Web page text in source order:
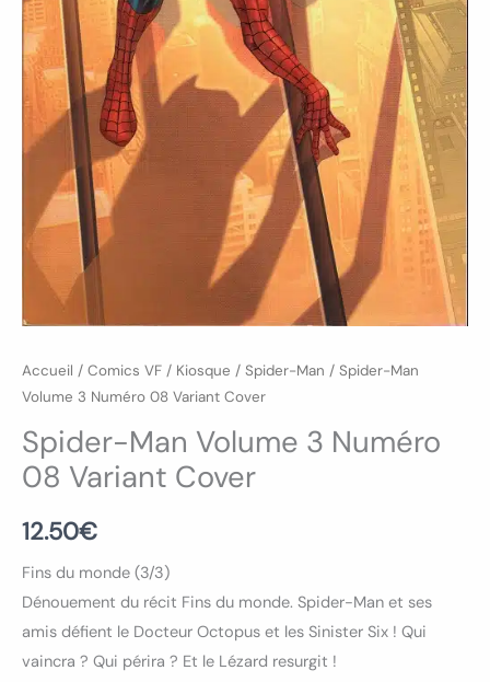
Accueil / Comics VF / Kiosque / Spider-Man / Spider-Man
Volume 3 Numéro 08 Variant Cover
Spider-Man Volume 3 Numéro
08 Variant Cover
12.50€
Fins du monde (3/3)
Dénouement du récit Fins du monde. Spider-Man et ses
amis défient le Docteur Octopus et les Sinister Six ! Qui
vaincra ? Qui périra ? Et le Lézard resurgit !